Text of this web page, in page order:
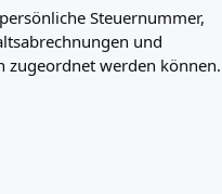
Steuernummer,
und
zugeordnet werden können.